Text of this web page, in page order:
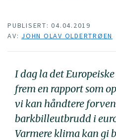
PUBLISERT: 04.04.2019
AV: JOHN OLAV OLDERTRØEN
I dag la det
frem en rapport som
vi kan håndtere
barkbilleutbrudd i
Varmere klima kan gi